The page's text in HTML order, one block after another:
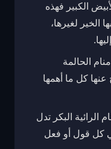
الكبير فهذه
الخير لغيرها،
الحالمة
عنها كل ما أهمها
الرائية البكر تدل
كل قول أو فعل